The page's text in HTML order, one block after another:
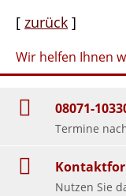
[ zurück ]
Wir helfen Ihnen
08071-
Termine
Nutzen Sie